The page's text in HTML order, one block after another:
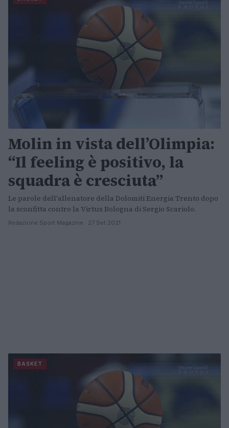
Molin in vista dell’Olimpia:
“Il feeling è positivo, la
squadra è cresciuta”
Le parole dell'allenatore della Dolomiti Energia Trento dopo
la sconfitta contro la Virtus Bologna di Sergio Scariolo.
Redazione Sport Magazine · 27 Set 2021
BASKET